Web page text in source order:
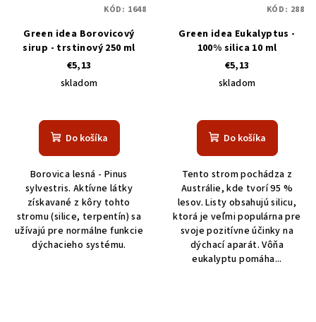
Green idea Borovicový
sirup - trstinový 250 ml
€5,13
skladom
Do košíka
Borovica lesná - Pinus
sylvestris. Aktívne látky
získavané z kôry tohto
stromu (silice, terpentín) sa
užívajú pre normálne funkcie
dýchacieho systému.
KÓD: 1648
Green idea Eukalyptus -
100% silica 10 ml
€5,13
skladom
Do košíka
Tento strom pochádza z
Austrálie, kde tvorí 95 %
lesov. Listy obsahujú silicu,
ktorá je veľmi populárna pre
svoje pozitívne účinky na
dýchací aparát. Vôňa
eukalyptu pomáha...
KÓD: 288